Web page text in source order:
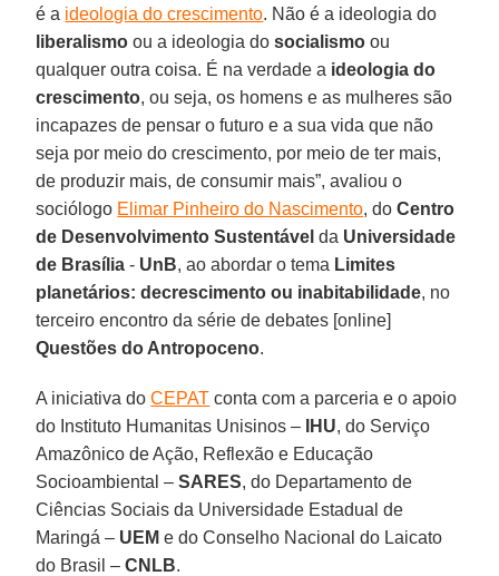
é a ideologia do crescimento. Não é a ideologia do
liberalismo ou a ideologia dosocialismo ou
qualquer outra coisa. É na verdade a ideologia do
crescimento, ou seja, os homens e as mulheres são
incapazes de pensar o futuro e a sua vida que não
seja por meio do crescimento, por meio de ter mais,
de produzir mais, de consumir mais”, avaliou o
sociólogo Elimar Pinheiro do Nascimento, doCentro
de Desenvolvimento Sustentável da Universidade
de Brasília - UnB, ao abordar o tema Limites
planetários: decrescimento ou inabitabilidade, no
terceiro encontro da série de debates [online]
Questões do Antropoceno.
A iniciativa doCEPAT conta com a parceria e o apoio
do Instituto Humanitas Unisinos –
IHU, do Serviço
Amazônico de Ação, Reflexão e Educação
Socioambiental –SARES, do Departamento de
Ciências Sociais da Universidade Estadual de
Maringá – UEM e do Conselho Nacional do Laicato
do Brasil –CNLB.